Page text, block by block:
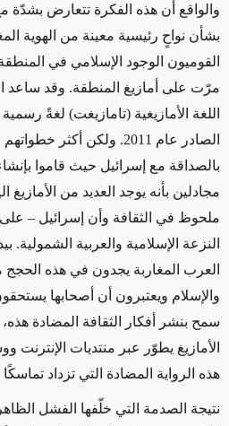
والواقع أن هذه الفكرة تتعارض بشدّة
بشأن نواحٍ رئيسية معينة من الهوية
القوميون الوجود الإسلامي في
مرّت على أمازيغ المنطقة. وقد ساعد
اللغة الأمازيغية (تامازيغت) لغةً
الصادر عام 2011. ولكن أكثر
بالصداقة مع إسرائيل حيث قاموا
مجادلين بأنه يوجد العديد من الأمازيغ
ملحوظ في الثقافة وأن إسرائيل –
النزعة الإسلامية والعربية الشمولية.
العرب المغاربة يجدون في هذه الحجج
والإسلام ويعتبرون أن أصحابها
سمح بنشر أفكار الثقافة المضادة
الأمازيغ يطوّر عبر منتديات الإنترنت
هذه الرواية المضادة التي تزداد تماسكًا
نتيجة الصدمة التي خلّفها الفشل